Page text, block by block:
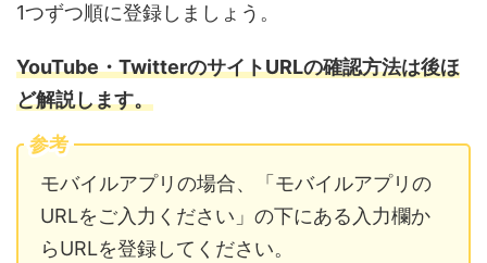
1つずつ順に登録しましょう。
YouTube・TwitterのサイトURLの確認方法は後ほ
ど解説します。
参考
モバイルアプリの場合、「モバイルアプリの
URLをご入力ください」の下にある入力欄か
らURLを登録してください。